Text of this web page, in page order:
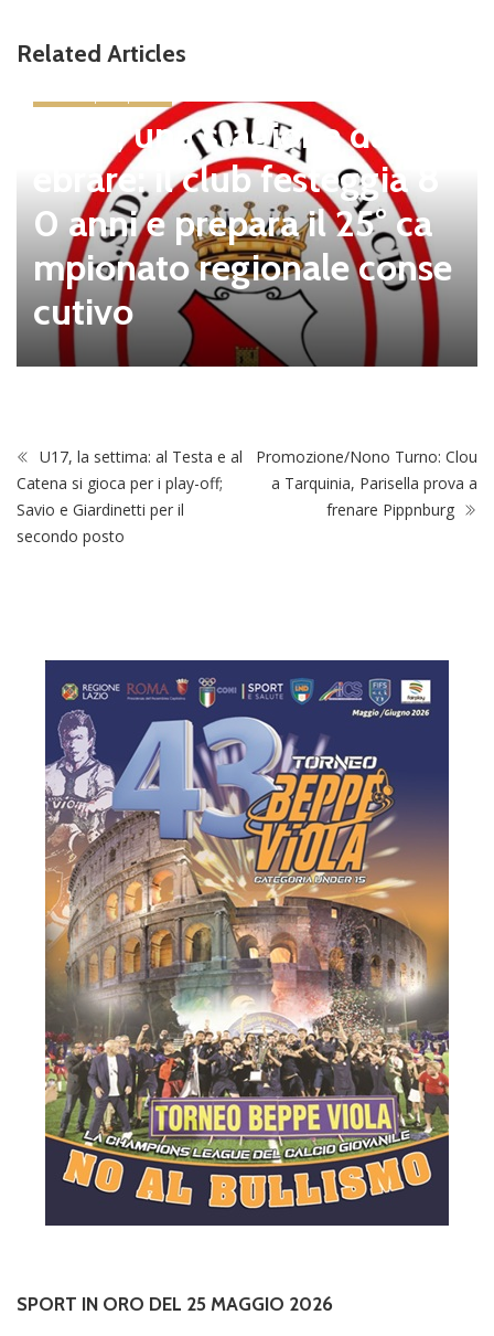
Related Articles
Tolfa, una stagione da cel
ebrare: il club festeggia 8
0 anni e prepara il 25° ca
mpionato regionale conse
cutivo
U17, la settima: al Testa e al
Catena si gioca per i play-off;
Savio e Giardinetti per il
secondo posto
Promozione/Nono Turno: Clou
a Tarquinia, Parisella prova a
frenare Pippnburg
SPORT IN ORO DEL 25 MAGGIO 2026